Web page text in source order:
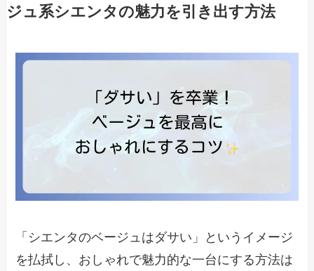
ジュ系シエンタの魅力を引き出す方法
「シエンタのベージュはダサい」というイメージ
を払拭し、おしゃれで魅力的な一台にする方法は